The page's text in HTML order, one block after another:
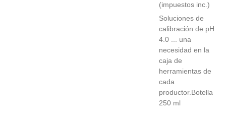
(impuestos inc.)
Soluciones de
calibración de pH
4.0 ... una
necesidad en la
caja de
herramientas de
cada
productor.Botella
250 ml